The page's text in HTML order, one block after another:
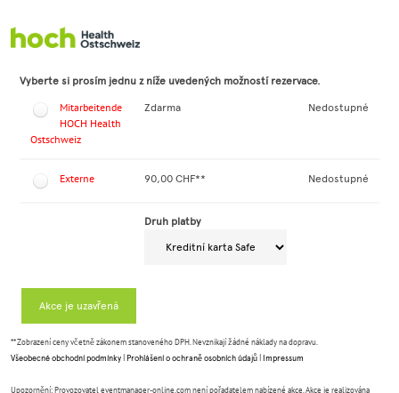
Vyberte si prosím jednu z níže uvedených možností rezervace.
Mitarbeitende
HOCH Health
Ostschweiz
Zdarma Nedostupné
Externe 90,00 CHF** Nedostupné
Druh platby
Akce je uzavřená
** Zobrazení ceny včetně zákonem stanoveného DPH. Nevznikají žádné náklady na dopravu.
Všeobecné obchodní podmínky Prohlášení o ochraně osobních údajů Impressum
Upozornění: Provozovatel eventmanager-online.com není pořadatelem nabízené akce. Akce je realizována